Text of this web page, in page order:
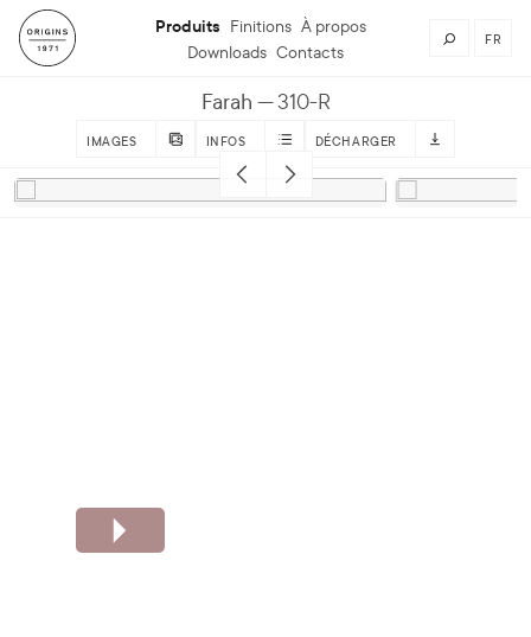
Produits Finitions À propos
Downloads Contacts
FR
Farah 310-R
IMAGES INFOS DÉCHARGER